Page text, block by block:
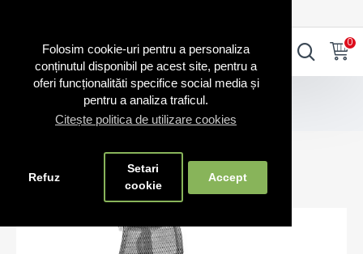
Folosim cookie-uri pentru a personaliza
conținutul disponibil pe acest site, pentru a
oferi funcționalităti specifice social media și
pentru a analiza traficul.
Citește politica de utilizare cookies
Refuz
Setari
cookie
Accept
0
Scaune business
Scaun multifuncțional cu tetieră pe culoarea negru
Scaun multifuncțional cu tetieră pe
culoarea negru